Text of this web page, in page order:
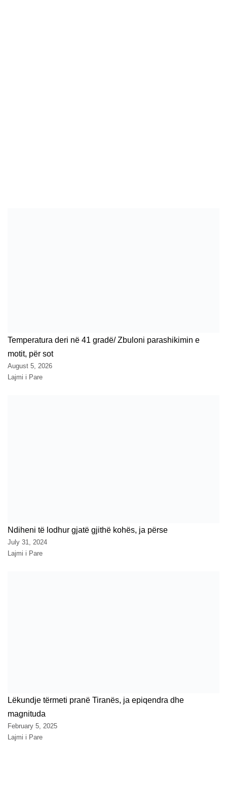
Temperatura deri në 41 gradë/ Zbuloni parashikimin e
motit, për sot
August 5, 2026
Lajmi i Pare
Ndiheni të lodhur gjatë gjithë kohës, ja përse
July 31, 2024
Lajmi i Pare
Lëkundje tërmeti pranë Tiranës, ja epiqendra dhe
magnituda
February 5, 2025
Lajmi i Pare